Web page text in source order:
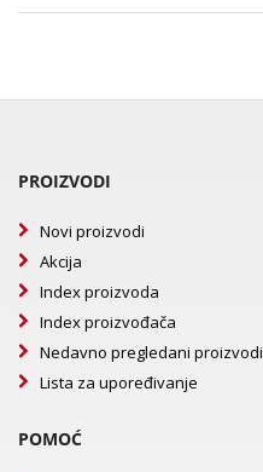
PROIZVODI
Novi proizvodi
Akcija
Index proizvoda
Index proizvođača
Nedavno pregledani proizvodi
Lista za upoređivanje
POMOĆ